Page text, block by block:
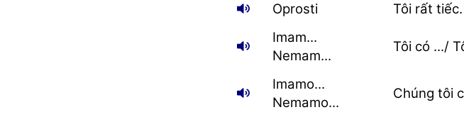
Oprosti
Tôi rất tiếc.
Imam...
Nemam...
Tôi có .../
Imamo...
Nemamo...
Chúng tôi